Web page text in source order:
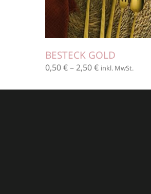
BESTECK GOLD
0,50€–2,50€ inkl. MwSt.